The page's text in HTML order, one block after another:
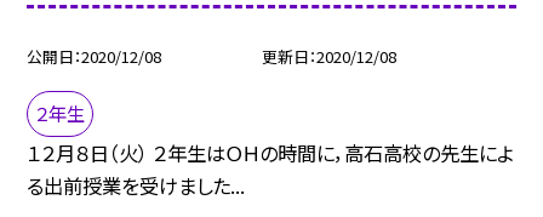
公開日 2020/12/08 更新日 2020/12/08
２年生
１２月８日（火） ２年生はＯＨの時間に，高石高校の先生によ
る出前授業を受けました...